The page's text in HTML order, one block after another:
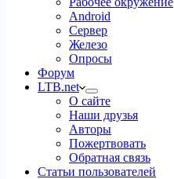
Android
Сервер
Железо
Опросы
Форум
LTB.net
О сайте
Наши друзья
Авторы
Пожертвовать
Обратная связь
Статьи пользователей